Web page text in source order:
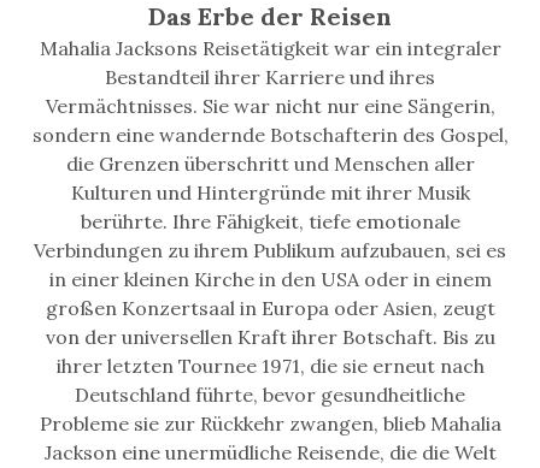
Das Erbe der Reisen
Mahalia Jacksons Reisetätigkeit war ein integraler
Bestandteil ihrer Karriere und ihres
Vermächtnisses. Sie war nicht nur eine Sängerin,
sondern eine wandernde Botschafterin des Gospel,
die Grenzen überschritt und Menschen aller
Kulturen und Hintergründe mit ihrer Musik
berührte. Ihre Fähigkeit, tiefe emotionale
Verbindungen zu ihrem Publikum aufzubauen, sei es
in einer kleinen Kirche in den USA oder in einem
großen Konzertsaal in Europa oder Asien, zeugt
von der universellen Kraft ihrer Botschaft. Bis zu
ihrer letzten Tournee 1971, die sie erneut nach
Deutschland führte, bevor gesundheitliche
Probleme sie zur Rückkehr zwangen, blieb Mahalia
Jackson eine unermüdliche Reisende, die die Welt